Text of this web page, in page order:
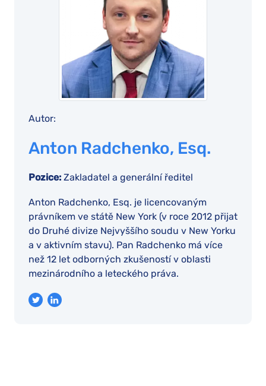
Autor:
Anton Radchenko, Esq.
Pozice: Zakladatel a generální ředitel
Anton Radchenko, Esq. je licencovaným
právníkem ve státě New York (v roce 2012 přijat
do Druhé divize Nejvyššího soudu v New Yorku
a v aktivním stavu). Pan Radchenko má více
než 12 let odborných zkušeností v oblasti
mezinárodního a leteckého práva.